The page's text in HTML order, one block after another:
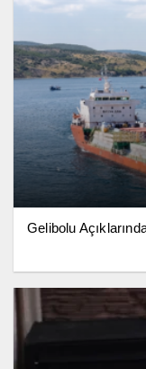
Gelibolu